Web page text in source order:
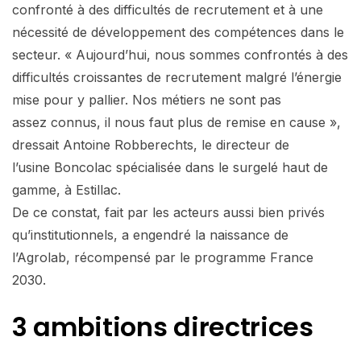
confronté à des difficultés de recrutement et à une
nécessité de développement des compétences dans le
secteur. « Aujourd’hui, nous sommes confrontés à des
difficultés croissantes de recrutement malgré l’énergie
mise pour y pallier. Nos métiers ne sont pas
assez connus, il nous faut plus de remise en cause »,
dressait Antoine Robberechts, le directeur de
l’usine Boncolac spécialisée dans le surgelé haut de
gamme, à Estillac.
De ce constat, fait par les acteurs aussi bien privés
qu’institutionnels, a engendré la naissance de
l’Agrolab, récompensé par le programme France
2030.
3 ambitions directrices